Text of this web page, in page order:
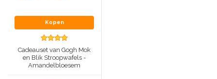
Kopen
Cadeauset van Gogh Mok
en Blik Stroopwafels -
Amandelbloesem